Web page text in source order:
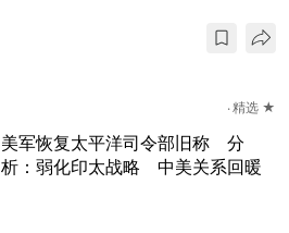
精选 ★
美军恢复太平洋司令部旧称 分
析：弱化印太战略 中美关系回暖